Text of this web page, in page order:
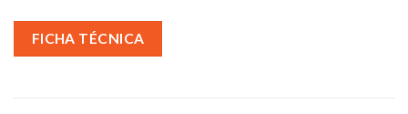
FICHA TÉCNICA